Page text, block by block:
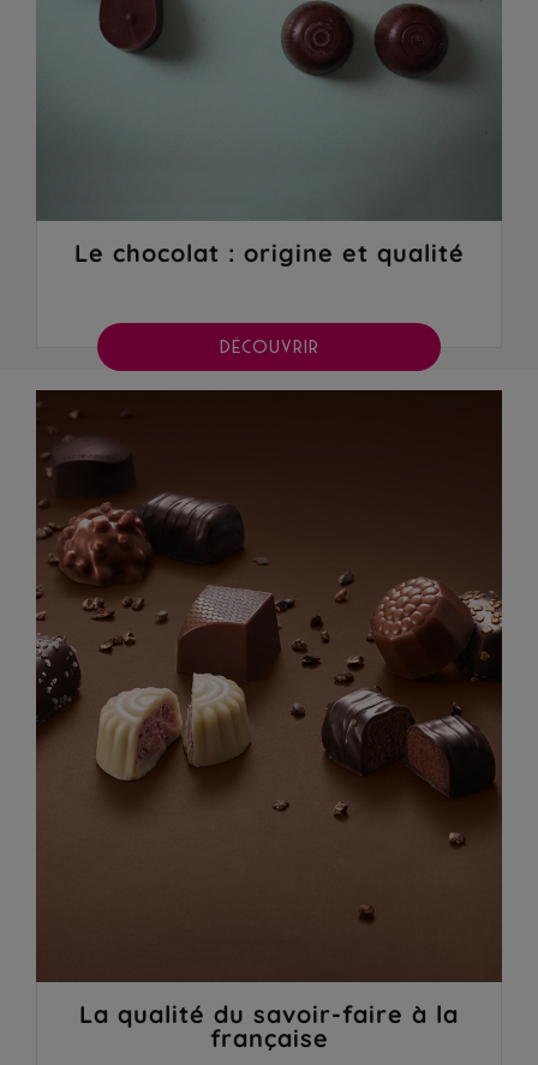
Le chocolat : origine et qualité
DÉCOUVRIR
La qualité du savoir-faire à la
française